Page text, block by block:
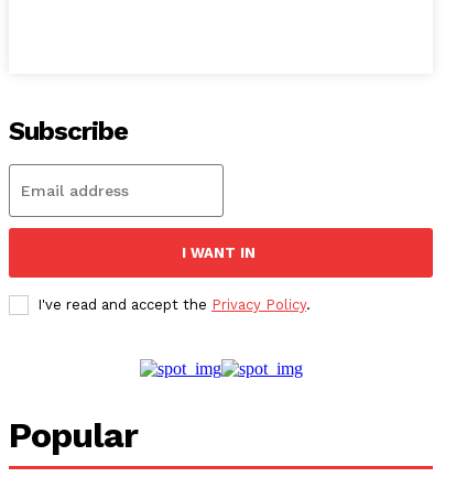
Subscribe
I WANT IN
I've read and accept the Privacy Policy.
Popular